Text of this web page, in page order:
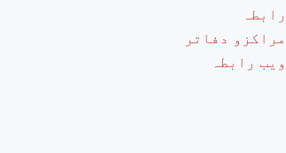
رابطہ
مراکزو دفاتر
ویب رابطہ